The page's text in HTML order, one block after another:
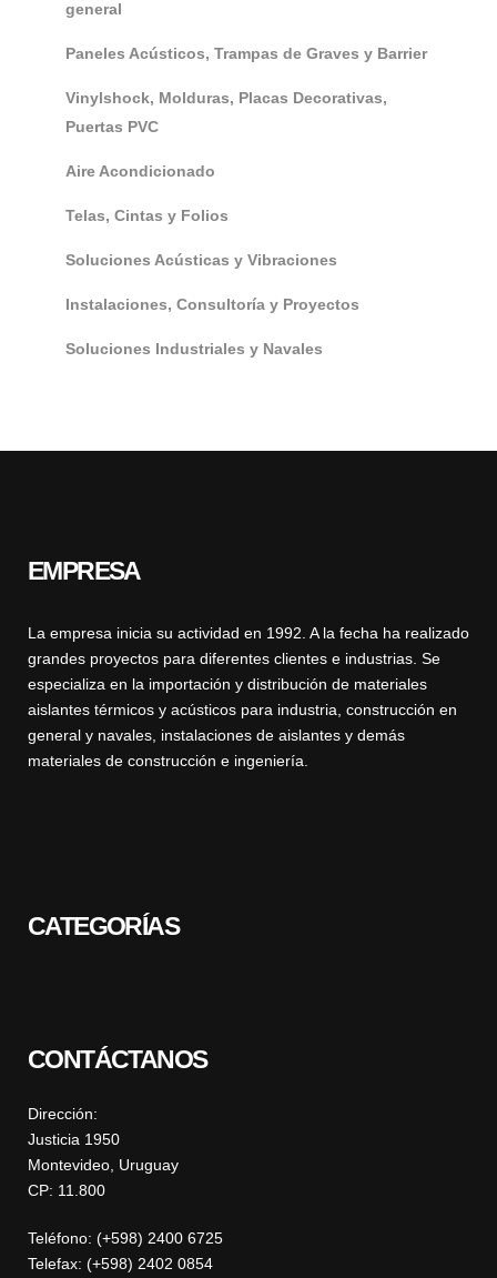
general
Paneles Acústicos, Trampas de Graves y Barrier
Vinylshock, Molduras, Placas Decorativas,
Puertas PVC
Aire Acondicionado
Telas, Cintas y Folios
Soluciones Acústicas y Vibraciones
Instalaciones, Consultoría y Proyectos
Soluciones Industriales y Navales
EMPRESA
La empresa inicia su actividad en 1992. A la fecha ha realizado
grandes proyectos para diferentes clientes e industrias. Se
especializa en la importación y distribución de materiales
aislantes térmicos y acústicos para industria, construcción en
general y navales, instalaciones de aislantes y demás
materiales de construcción e ingeniería.
CATEGORÍAS
CONTÁCTANOS
Dirección:
Justicia 1950
Montevideo, Uruguay
CP: 11.800
Teléfono: (+598) 2400 6725
Telefax: (+598) 2402 0854